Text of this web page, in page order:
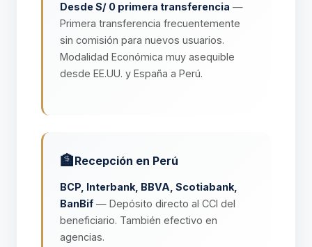
Desde S/ 0 primera transferencia —
Primera transferencia frecuentemente
sin comisión para nuevos usuarios.
Modalidad Económica muy asequible
desde EE.UU. y España a Perú.
🏦Recepción en Perú
BCP, Interbank, BBVA, Scotiabank,
BanBif — Depósito directo al CCI del
beneficiario. También efectivo en
agencias.